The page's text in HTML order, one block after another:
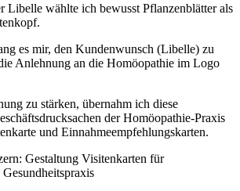
Libelle wählte ich bewusst Pflanzenblätter als
es mir, den Kundenwunsch (Libelle) zu
Anlehnung an die Homöopathie im Logo
zu stärken, übernahm ich diese
der Homöopathie-Praxis
und Einnahmeempfehlungskarten.